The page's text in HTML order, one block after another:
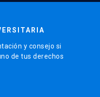
y consejo si
de tus derechos